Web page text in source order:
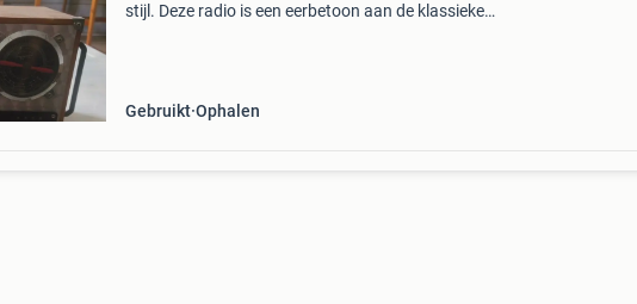
stijl. Deze radio is een eerbetoon aan de klassieke
Gebruikt Ophalen